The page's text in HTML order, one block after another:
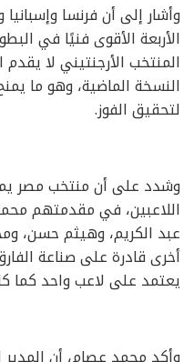
وأشار إلى أن فرنسا
الأربعة الأقوى فنيًا في
المنتخب الأرجنتيني لا
النسخة الماضية، وهو ما
لتحقيق الفوز.
وشدد على أن منتخب مصر
اللاعبين، في مقدمتهم
عبد الكريم، وهيثم حسن،
أخرى قادرة على صناعة
يعتمد على لاعب واحد كما